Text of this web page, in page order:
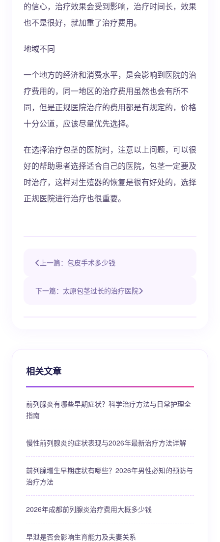
的信心，治疗效果会受到影响，治疗时间长，效果
也不是很好，就加重了治疗费用。
地域不同
一个地方的经济和消费水平，是会影响到医院的治
疗费用的，同一地区的治疗费用虽然也会有所不
同，但是正规医院治疗的费用都是有规定的，价格
十分公道，应该尽量优先选择。
在选择治疗包茎的医院时，注意以上问题，可以很
好的帮助患者选择适合自己的医院，包茎一定要及
时治疗，这样对生殖器的恢复是很有好处的，选择
正规医院进行治疗也很重要。
上一篇：包皮手术多少钱
下一篇：太原包茎过长的治疗医院
相关文章
前列腺炎有哪些早期症状？科学治疗方法与日常护理全
指南
慢性前列腺炎的症状表现与2026年最新治疗方法详解
前列腺增生早期症状有哪些？2026年男性必知的预防与
治疗方法
2026年成都前列腺炎治疗费用大概多少钱
早泄是否会影响生育能力及夫妻关系